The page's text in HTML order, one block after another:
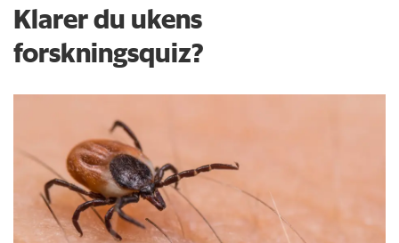
Klarer du ukens
forskningsquiz?